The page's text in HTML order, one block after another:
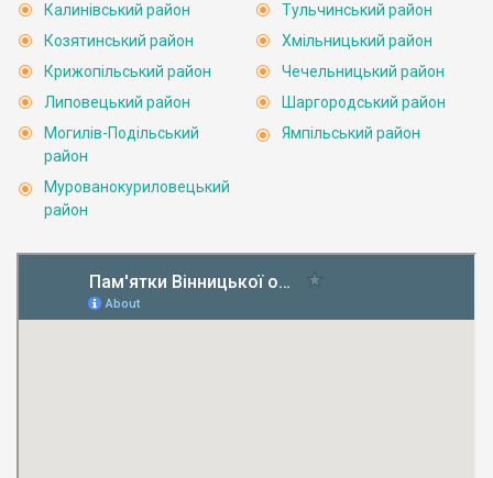
Калинівський район
Козятинський район
Крижопільський район
Липовецький район
Могилів-Подільський
район
Мурованокуриловецький
район
Тульчинський район
Хмільницький район
Чечельницький район
Шаргородський район
Ямпільський район